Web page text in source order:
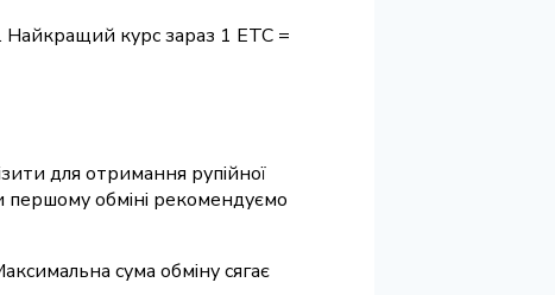
. Найкращий курс зараз 1 ETC =
для отримання рупійної
першому обміні рекомендуємо
сума обміну сягає